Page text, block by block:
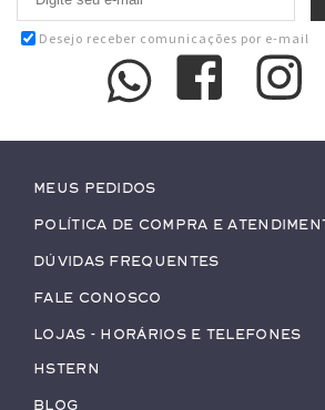
Desejo receber comunicações por e-mail
Meus pedidos
Política de Compra e
Dúvidas Frequentes
Fale conosco
Lojas - Horários e Telefones
HStern
Blog